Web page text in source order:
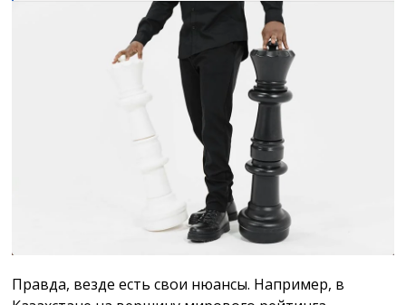
Правда, везде есть свои нюансы. Например, в